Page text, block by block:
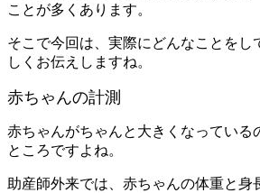
ことが多くあります。
そこで今回は、実際にどんなことをし
しくお伝えしますね。
赤ちゃんの計測
赤ちゃんがちゃんと大きくなっている
ところですよね。
助産師外来では、赤ちゃんの体重と身